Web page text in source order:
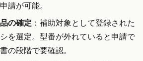
請が可能。
の確定 ：補助対象として登録された
を選定。型番が外れていると申請で
の段階で要確認。